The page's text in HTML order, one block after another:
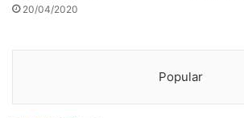
20/04/2020
Popular